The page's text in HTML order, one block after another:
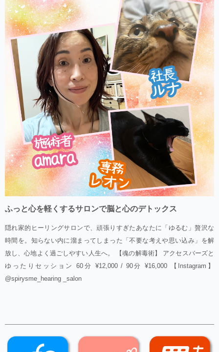
ふっと心を軽くするサロンで脳と心のデトックス
隠れ家的ヒーリングサロンで、頑張りすぎたあなたに「ゆるむ」贅沢な
時間を。知らない内に溜まってしまった「不要な考えや思い込み」を解
放し、心地よく過ごしやすい人生へ。 【魂の解毒術】 アクセスバーズと
ゆったりセッション 60分 ¥12,000 / 90分 ¥16,000 【Instagram】
@spirysme_hearing _salon